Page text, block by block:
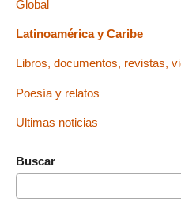
Global
Latinoamérica y Caribe
Libros, documentos, revistas,
Poesía y relatos
Ultimas noticias
Buscar